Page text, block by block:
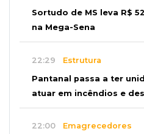
Sortudo de MS leva R$
na Mega-Sena
22:29 Estrutura
Pantanal passa a ter
atuar em incêndios e
22:00 Emagrecedores